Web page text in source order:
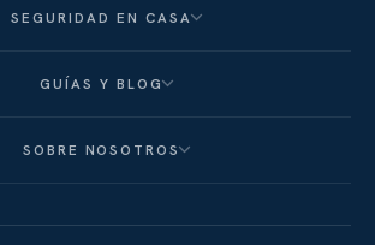
SEGURIDAD EN CASA
GUÍAS Y BLOG
SOBRE NOSOTROS